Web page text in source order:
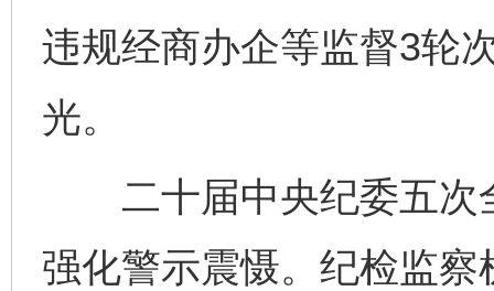
违规经商办企等监督3轮
光。
二十届中央纪委五次
强化警示震慑。纪检监